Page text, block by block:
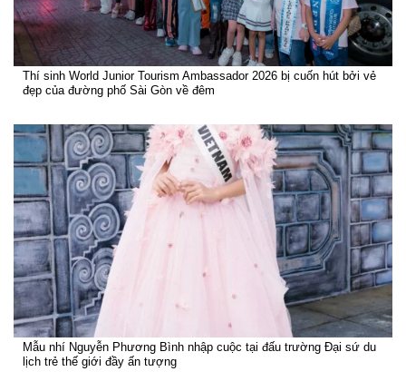
Thí sinh World Junior Tourism Ambassador 2026 bị cuốn hút bởi vẻ
đẹp của đường phố Sài Gòn về đêm
Mẫu nhí Nguyễn Phương Bình nhập cuộc tại đấu trường Đại sứ du
lịch trẻ thế giới đầy ấn tượng